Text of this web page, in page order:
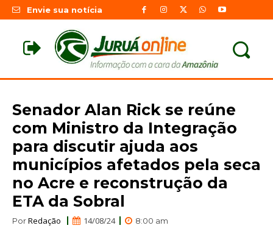
Envie sua notícia
Senador Alan Rick se reúne
com Ministro da Integração
para discutir ajuda aos
municípios afetados pela seca
no Acre e reconstrução da
ETA da Sobral
PorRedação 14/08/24 8:00 am